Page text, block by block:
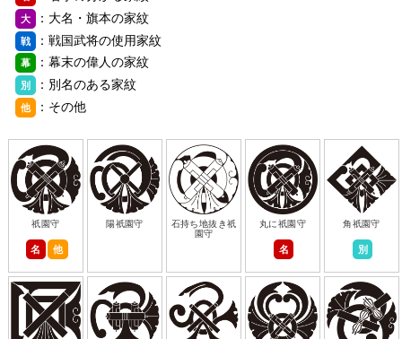
大 ：大名・旗本の家紋
戦 ：戦国武将の使用家紋
幕 ：幕末の偉人の家紋
別 ：別名のある家紋
他 ：その他
祇園守
名 他
陽祇園守
石持ち地抜き祇
園守
丸に祇園守
名
角祇園守
別